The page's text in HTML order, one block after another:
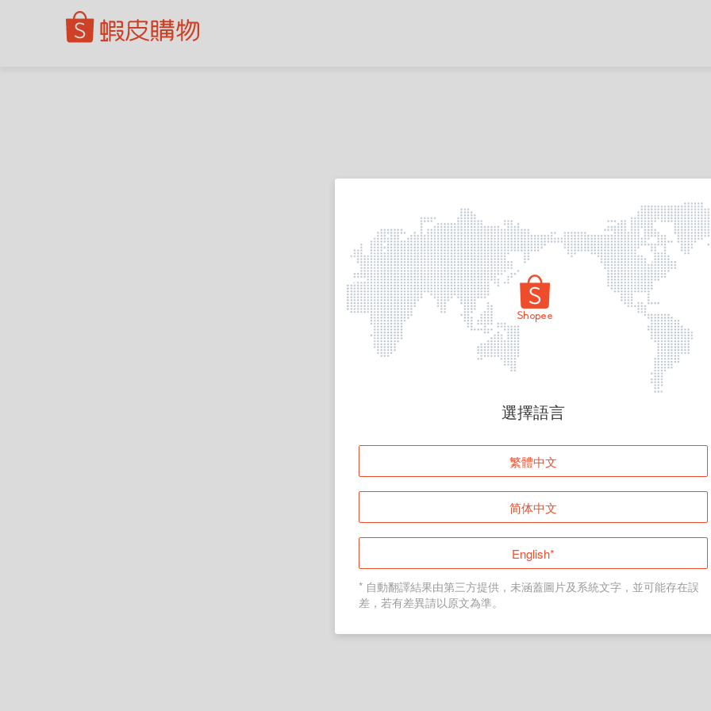
頁面無法顯示
登入
返回首頁
選擇語言
繁體中文
简体中文
English*
* 自動翻譯結果由第三方提供，未涵蓋圖片及系統文字，並可能存在誤
差，若有差異請以原文為準。